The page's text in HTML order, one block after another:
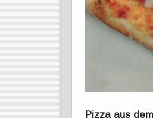
Pizza aus